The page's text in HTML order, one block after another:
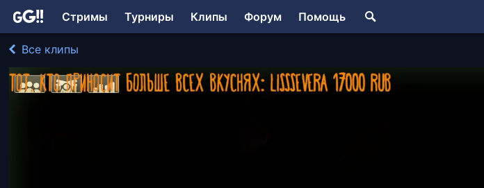
Стримы Турниры Клипы Форум Помощь
Все клипы